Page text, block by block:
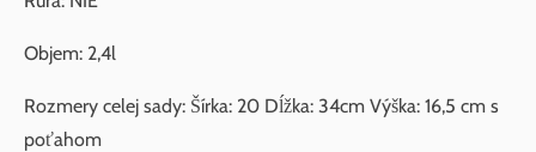
Objem: 2,4l
Rozmery celej sady: Šírka: 20 Dĺžka: 34cm Výška: 16,5 cm s
poťahom